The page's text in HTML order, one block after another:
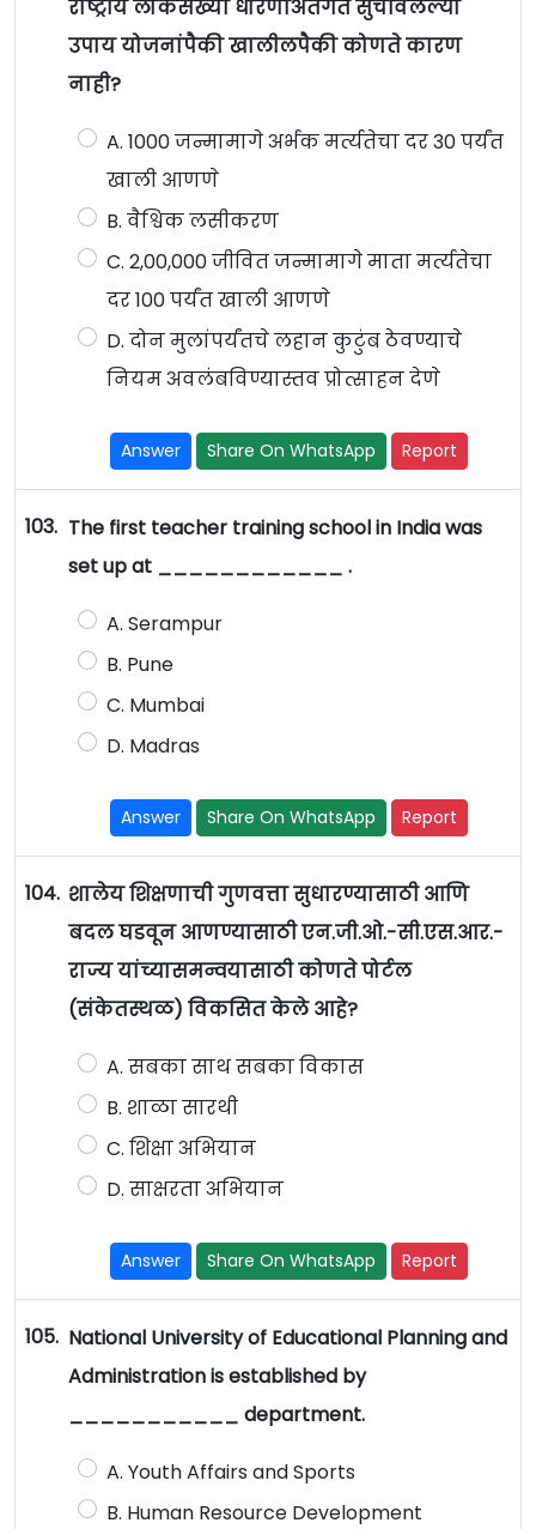
राष्ट्रीय लोकसंख्या धोरणाअंतर्गत सुचविलेल्या
उपाय योजनांपैकी खालीलपैकी कोणते कारण
नाही?
A. 1000 जन्मामागे अर्भक मर्त्यतेचा दर 30 पर्यंत
खाली आणणे
B. वैश्विक लसीकरण
C. 2,00,000 जीवित जन्मामागे माता मर्त्यतेचा
दर 100 पर्यंत खाली आणणे
D. दोन मुलांपर्यंतचे लहान कुटुंब ठेवण्याचे
नियम अवलंबविण्यास्तव प्रोत्साहन देणे
Answer Share On WhatsApp Report
103. The first teacher training school in India was
set up at ____________ .
A. Serampur
B. Pune
C. Mumbai
D. Madras
Answer Share On WhatsApp Report
104. शालेय शिक्षणाची गुणवत्ता सुधारण्यासाठी आणि
बदल घडवून आणण्यासाठी एन.जी.ओ.-सी.एस.आर.-
राज्य यांच्यासमन्वयासाठी कोणते पोर्टल
(संकेतस्थळ) विकसित केले आहे?
A. सबका साथ सबका विकास
B. शाळा सारथी
C. शिक्षा अभियान
D. साक्षरता अभियान
Answer Share On WhatsApp Report
105. National University of Educational Planning and
Administration is established by
___________ department.
A. Youth Affairs and Sports
B. Human Resource Development